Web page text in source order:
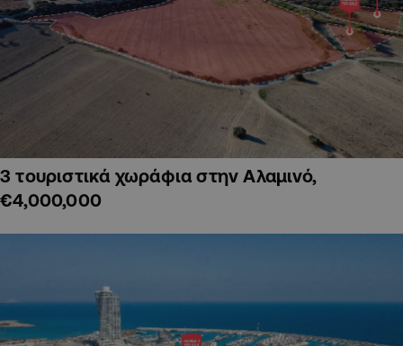
3 τουριστικά χωράφια στην Αλαμινό,
€4,000,000